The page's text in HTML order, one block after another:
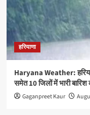
हरियाणा
Haryana Weather:
समेत 10 जिलों में भारी
Gaganpreet Kaur